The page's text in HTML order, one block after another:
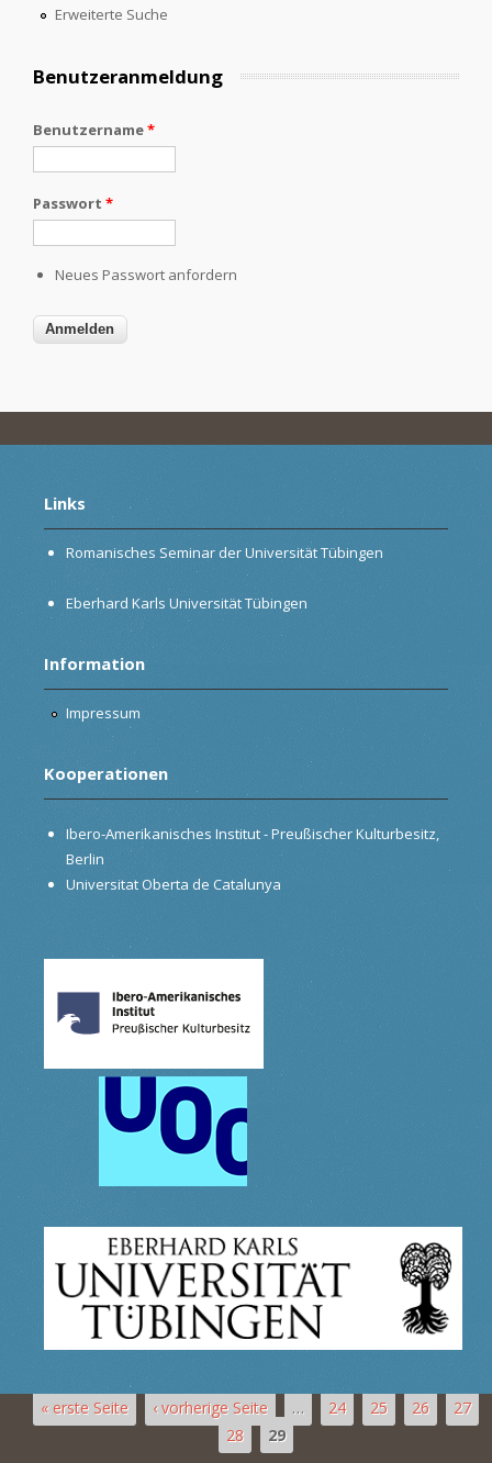
Erweiterte Suche
Benutzeranmeldung
Benutzername*
Passwort *
Neues Passwort anfordern
Links
Romanisches Seminar der Universität Tübingen
Eberhard Karls Universität Tübingen
Information
Impressum
Kooperationen
Ibero-Amerikanisches Institut - Preußischer Kulturbesitz,
Berlin
Universitat Oberta de Catalunya
« erste Seite ‹ vorherige Seite … 24 25 26
27
28
29